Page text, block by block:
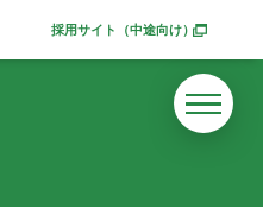
採用サイト（中途向け）別ウィンドウで開きま